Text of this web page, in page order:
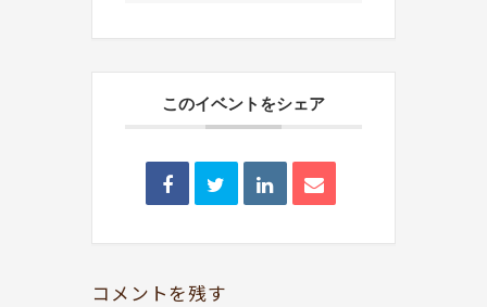
シェア型本屋
のみもの・たべもの
SCHEDULE
このイベントをシェア
コメントを残す